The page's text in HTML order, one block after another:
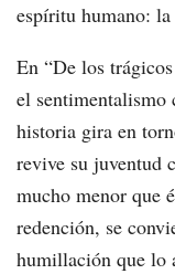
espíritu humano:
En “De los
el sentimentalismo
historia gira en
revive su juventud
mucho menor que
redención, se
humillación que lo